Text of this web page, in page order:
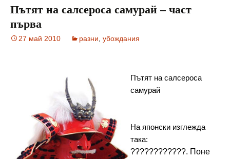
Пътят на салсероса самурай – част
първа
27 май 2010 разни убождания
Пътят на салсероса
самурай
На японски изглежда
така:
????????????. Поне